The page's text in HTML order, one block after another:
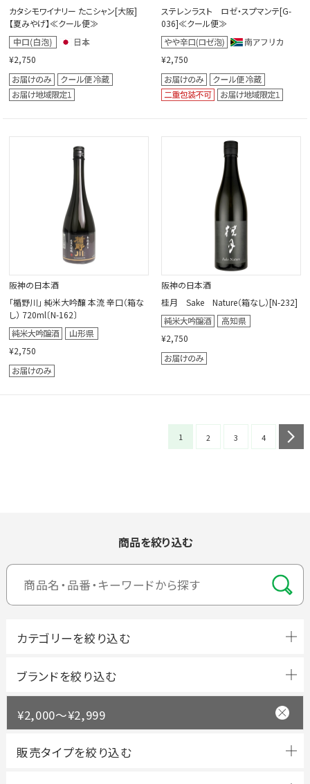
カタシモワイナリー たこシャン[大阪]
【夏みやげ】≪クール便≫
¥2,750
ステレンラスト ロゼ・スプマンテ[G-
036]≪クール便≫
¥2,750
阪神の日本酒
「楯野川」 純米大吟醸 本流 辛口（箱な
し） 720ml〔N-162〕
¥2,750
阪神の日本酒
桂月 Sake Nature（箱なし）[N-232]
¥2,750
1 2 3 4
商品を絞り込む
ブランドを絞り込む
¥2,000～¥2,999